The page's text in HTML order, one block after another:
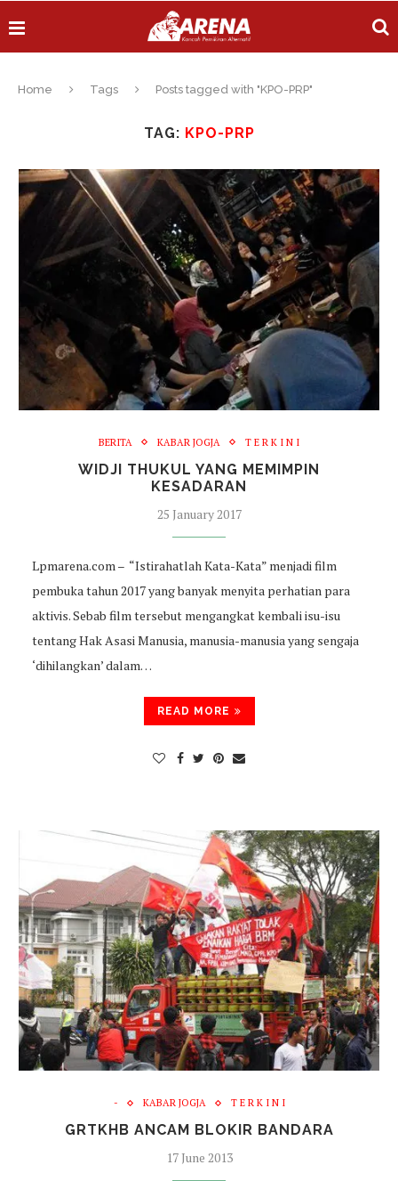
Home Tags Posts tagged with "KPO-PRP"
TAG: KPO-PRP
BERITA KABAR JOGJA T E R K I N I
WIDJI THUKUL YANG MEMIMPIN
KESADARAN
25 January 2017
Lpmarena.com – “Istirahatlah Kata-Kata” menjadi film
pembuka tahun 2017 yang banyak menyita perhatian para
aktivis. Sebab film tersebut mengangkat kembali isu-isu
tentang Hak Asasi Manusia, manusia-manusia yang sengaja
‘dihilangkan’ dalam…
READ MORE
- KABAR JOGJA T E R K I N I
GRTKHB ANCAM BLOKIR BANDARA
17 June 2013